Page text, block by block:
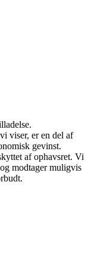
viser, er en del af
gevinst.
af ophavsret. Vi
modtager muligvis